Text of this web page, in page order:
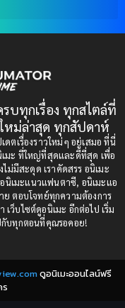
1988
1985
1983
1981
1979
บทุกเรื่อง ทุกสไตล์ที่
หม่ล่าสุด ทุกสัปดาห์
ตเรื่องราวใหม่ๆ อยู่เสมอ ที่นี่
เมะ ที่ใหญ่ที่สุดและดีที่สุด เพื่อ
ม่มีสะดุด เราคัดสรร อนิเมะ
นิเมะแนวแฟนตาซี, อนิเมะแอ
ตอบโจทย์ทุกความต้องการ
ว็บไซต์ดูอนิเมะ อีกต่อไป เริ่ม
กับทุกตอนที่คุณรอคอย!
ดูอนิเมะออนไลน์ฟรี